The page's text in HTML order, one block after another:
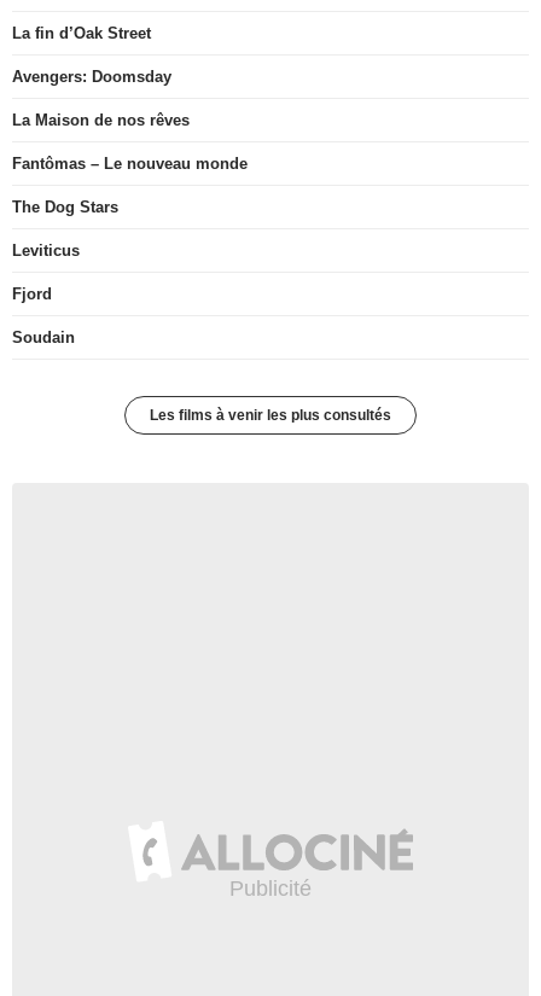
La fin d’Oak Street
Avengers: Doomsday
La Maison de nos rêves
Fantômas – Le nouveau monde
The Dog Stars
Leviticus
Fjord
Soudain
Les films à venir les plus consultés